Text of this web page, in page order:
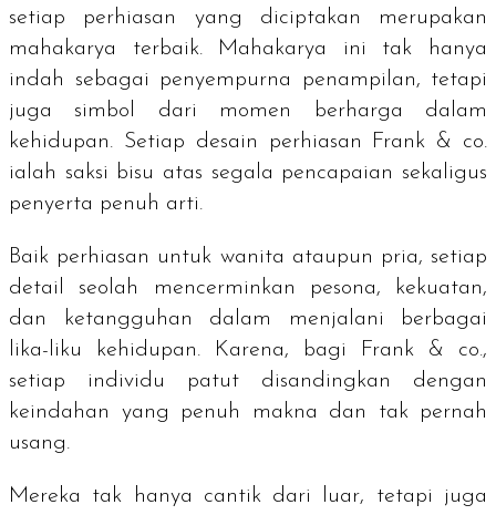
setiap perhiasan yang diciptakan merupakan
mahakarya terbaik. Mahakarya ini tak hanya
indah sebagai penyempurna penampilan, tetapi
juga simbol dari momen berharga dalam
kehidupan. Setiap desain perhiasan Frank & co.
ialah saksi bisu atas segala pencapaian sekaligus
penyerta penuh arti.
Baik perhiasan untuk wanita ataupun pria, setiap
detail seolah mencerminkan pesona, kekuatan,
dan ketangguhan dalam menjalani berbagai
lika-liku kehidupan. Karena, bagi Frank & co.,
setiap individu patut disandingkan dengan
keindahan yang penuh makna dan tak pernah
usang.
Mereka tak hanya cantik dari luar, tetapi juga